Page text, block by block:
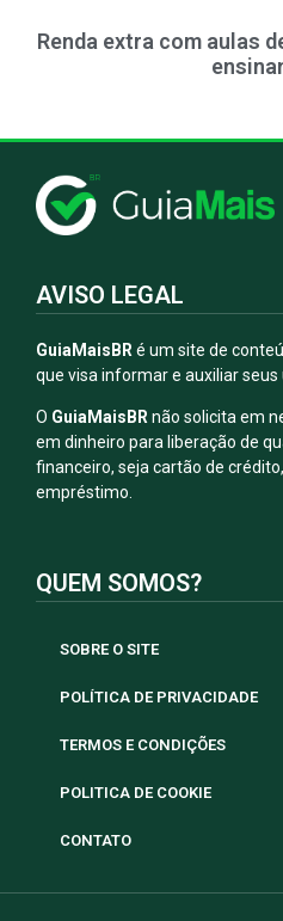
Renda extra com aulas
AVISO LEGAL
GuiaMaisBR é um site de
que visa informar e auxiliar seus
O GuiaMaisBRnão solicita em
em dinheiro para liberação de
financeiro, seja cartão de
empréstimo.
QUEM SOMOS?
SOBRE O SITE
POLÍTICA DE PRIVACIDADE
TERMOS E CONDIÇÕES
POLITICA DE COOKIE
CONTATO